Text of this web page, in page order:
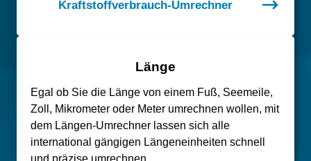
Kraftstoffverbrauch-Umrechner
Länge
Egal ob Sie die Länge von einem Fuß, Seemeile,
Zoll, Mikrometer oder Meter umrechnen wollen, mit
dem Längen-Umrechner lassen sich alle
international gängigen Längeneinheiten schnell